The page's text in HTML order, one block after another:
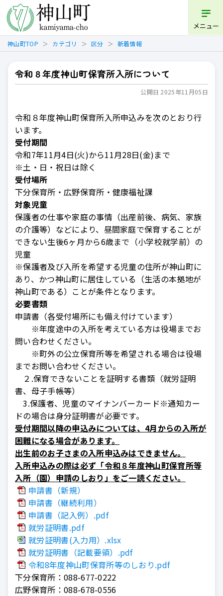
メニュー
神山町TOP カテゴリ 区分 新着情報
令和８年度神山町保育所入所について
公開日 2025年11月05日
令和８年度神山町保育所入所申込みを次のとおり行
います。
受付期間
令和7年11月4日(火)から11月28日(金)まで
※土・日・祝日は除く
受付場所
下分保育所・広野保育所・健康福祉課
対象児童
保護者の仕事や家庭の事情（出産前後、病気、家族
の介護等）などにより、昼間家庭で保育することが
できない生後6ヶ月から6歳まで（小学校就学前）の
児童
※保護者及び入所を希望する児童の住所が神山町に
あり、かつ神山町に居住している（生活の本拠地が
神山町である）ことが条件となります。
必要書類
申請書（各受付場所にも備え付けています）
※年度途中の入所を考えている方は役場までお
問い合わせください。
※町外の公立保育所等を希望される場合は役場
までお問い合わせください。
２.保育できないことを証明する書類（就労証明
書、母子手帳等）
3.保護者、児童のマイナンバーカード※通知カー
ドの場合は身分証明書が必要です。
受付期間以降の申込みについては、4月からの入所が
困難になる場合があります。
出生前のお子さまの入所申込みはできません。
入所申込みの際は必ず「令和８年度神山町保育所等
入所（園）申請のしおり」をご一読ください。
申請書（新規）
申請書（継続利用）
申請書（記入例）.pdf
就労証明書.pdf
就労証明書(入力用）.xlsx
就労証明書（記載要領）.pdf
令和8年度神山町保育所等のしおり.pdf
下分保育所：088-677-0222
広野保育所：088-678-0556